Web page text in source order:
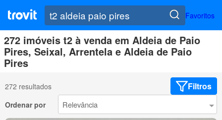
Favoritos
272 imóveis t2 à venda em Aldeia de Paio
Pires, Seixal, Arrentela e Aldeia de Paio
Pires
272 resultados Filtros
Ordenar por